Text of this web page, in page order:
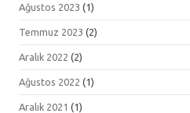
Ağustos 2023 (1)
Temmuz 2023 (2)
Aralık 2022 (2)
Ağustos 2022 (1)
Aralık 2021 (1)